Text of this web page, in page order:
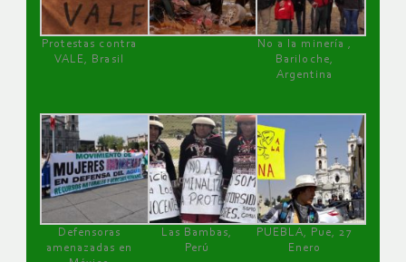
Protestas contra
VALE, Brasil
No a la minería ,
Bariloche,
Argentina
Defensoras
amenazadas en
Las Bambas,
Perú
PUEBLA, Pue, 27
Enero